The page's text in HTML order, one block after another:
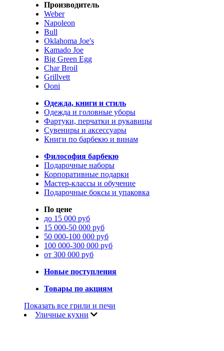
Производитель
Weber
Napoleon
Bull
Oklahoma Joe's
Kamado Joe
Big Green Egg
Char Broil
Grillvett
Ooni
Одежда, книги и стиль
Одежда и головные уборы
Фартуки, перчатки и рукавицы
Сувениры и аксессуары
Книги по барбекю и винам
Философия барбекю
Подарочные наборы
Корпоративные подарки
Мастер-классы и обучение
Подарочные боксы и упаковка
По цене
до 15 000 руб
15 000-50 000 руб
50 000-100 000 руб
100 000-300 000 руб
от 300 000 руб
Новые поступления
Товары по акциям
Показать все грили и печи
Уличные кухни